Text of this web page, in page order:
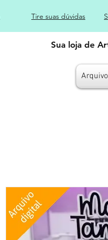
Tire suas dúvidas
Sua loja de